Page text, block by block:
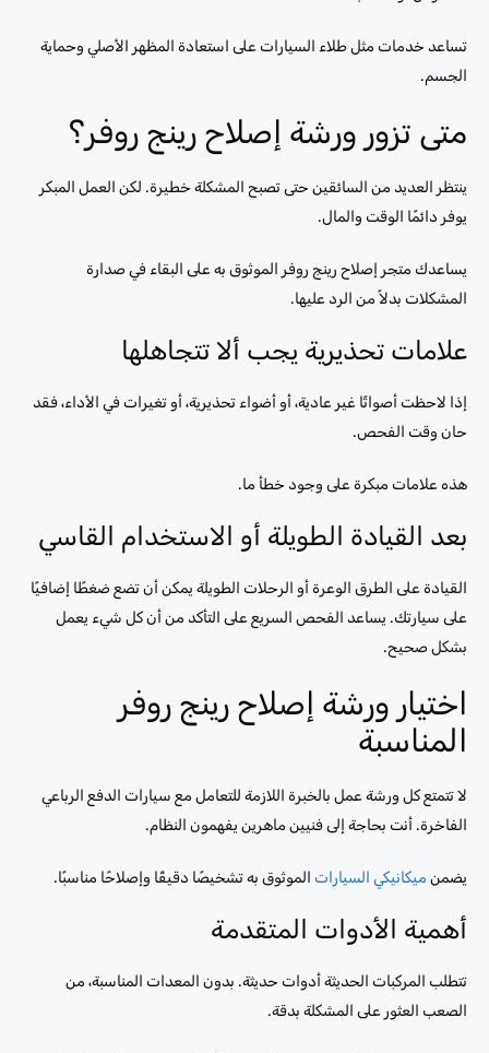
تساعد خدمات مثل طلاء السيارات على استعادة المظهر الأصلي وحماية
الجسم.
متى تزور ورشة إصلاح رينج روفر؟
ينتظر العديد من السائقين حتى تصبح المشكلة خطيرة. لكن العمل المبكر
يوفر دائمًا الوقت والمال.
يساعدك متجر إصلاح رينج روفر الموثوق به على البقاء في صدارة
المشكلات بدلاً من الرد عليها.
علامات تحذيرية يجب ألا تتجاهلها
إذا لاحظت أصواتًا غير عادية، أو أضواء تحذيرية، أو تغيرات في الأداء، فقد
حان وقت الفحص.
هذه علامات مبكرة على وجود خطأ ما.
بعد القيادة الطويلة أو الاستخدام القاسي
القيادة على الطرق الوعرة أو الرحلات الطويلة يمكن أن تضع ضغطًا إضافيًا
على سيارتك. يساعد الفحص السريع على التأكد من أن كل شيء يعمل
بشكل صحيح.
اختيار ورشة إصلاح رينج روفر
المناسبة
لا تتمتع كل ورشة عمل بالخبرة اللازمة للتعامل مع سيارات الدفع الرباعي
الفاخرة. أنت بحاجة إلى فنيين ماهرين يفهمون النظام.
يضمن ميكانيكي السيارات الموثوق به تشخيصًا دقيقًا وإصلاحًا مناسبًا.
أهمية الأدوات المتقدمة
تتطلب المركبات الحديثة أدوات حديثة. بدون المعدات المناسبة، من
الصعب العثور على المشكلة بدقة.